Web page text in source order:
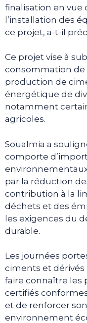
finalisation en vue
l’installation des
ce projet, a-t-il
Ce projet vise à
consommation de
production de
énergétique de
notamment
agricoles.
Soualmia a
comporte
par la réduction
contribution à la
déchets et des
les exigences du
durable.
Les journées
ciments et
faire connaître les
certifiés
et de renforcer
environnement